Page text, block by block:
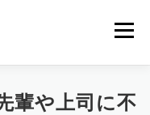
メニュー
お問合せ
輩や上司に不